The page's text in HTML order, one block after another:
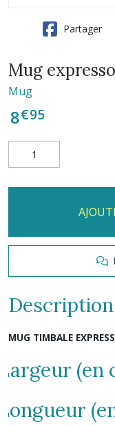
Partager
Mug
Mug
8€95
Description
MUG TIMBALE
(en